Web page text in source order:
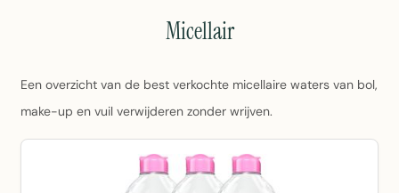
Micellair
Een overzicht van de best verkochte micellaire waters van bol,
make-up en vuil verwijderen zonder wrijven.